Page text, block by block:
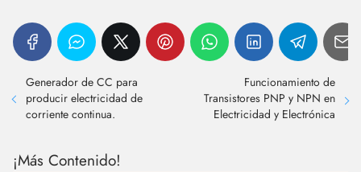
Generador de CC para
producir electricidad de
corriente continua.
Funcionamiento de
Transistores PNP y NPN en
Electricidad y Electrónica
¡Más Contenido!